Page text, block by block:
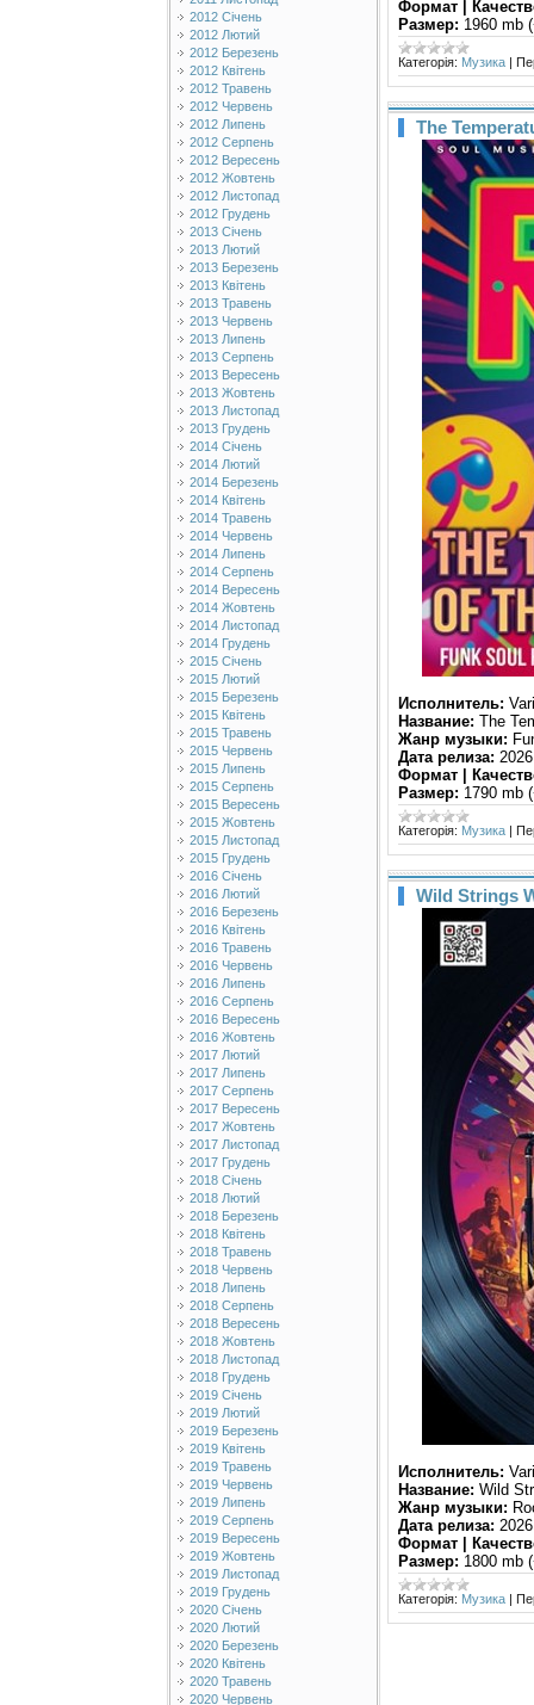
2012 Січень
2012 Лютий
2012 Березень
2012 Квітень
2012 Травень
2012 Червень
2012 Липень
2012 Серпень
2012 Вересень
2012 Жовтень
2012 Листопад
2012 Грудень
2013 Січень
2013 Лютий
2013 Березень
2013 Квітень
2013 Травень
2013 Червень
2013 Липень
2013 Серпень
2013 Вересень
2013 Жовтень
2013 Листопад
2013 Грудень
2014 Січень
2014 Лютий
2014 Березень
2014 Квітень
2014 Травень
2014 Червень
2014 Липень
2014 Серпень
2014 Вересень
2014 Жовтень
2014 Листопад
2014 Грудень
2015 Січень
2015 Лютий
2015 Березень
2015 Квітень
2015 Травень
2015 Червень
2015 Липень
2015 Серпень
2015 Вересень
2015 Жовтень
2015 Листопад
2015 Грудень
2016 Січень
2016 Лютий
2016 Березень
2016 Квітень
2016 Травень
2016 Червень
2016 Липень
2016 Серпень
2016 Вересень
2016 Жовтень
2017 Лютий
2017 Липень
2017 Серпень
2017 Вересень
2017 Жовтень
2017 Листопад
2017 Грудень
2018 Січень
2018 Лютий
2018 Березень
2018 Квітень
2018 Травень
2018 Червень
2018 Липень
2018 Серпень
2018 Вересень
2018 Жовтень
2018 Листопад
2018 Грудень
2019 Січень
2019 Лютий
2019 Березень
2019 Квітень
2019 Травень
2019 Червень
2019 Липень
2019 Серпень
2019 Вересень
2019 Жовтень
2019 Листопад
2019 Грудень
2020 Січень
2020 Лютий
2020 Березень
2020 Квітень
2020 Травень
2020 Червень
Формат |
Размер: 1960 mb
Категорія: Музика |
The
Исполнитель:
Название: The
Жанр музыки:
Дата релиза: 2026
Формат |
Размер: 1790 mb
Категорія: Музика |
Wild Strings
Исполнитель:
Название: Wild
Жанр музыки:
Дата релиза: 2026
Формат |
Размер: 1800 mb
Категорія: Музика |